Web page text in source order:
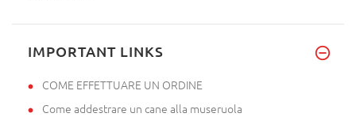
IMPORTANT LINKS
COME EFFETTUARE UN ORDINE
Come addestrare un cane alla museruola